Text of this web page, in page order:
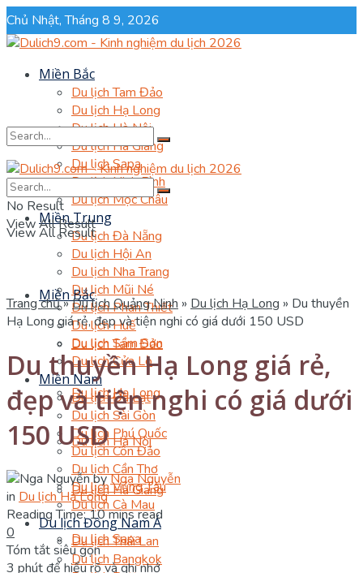
Chủ Nhật, Tháng 8 9, 2026
Miền Bắc
Du lịch Tam Đảo
Du lịch Hạ Long
Du lịch Hà Nội
Du lịch Hà Giang
Du lịch Sapa
Du lịch Ninh Bình
Du lịch Mộc Châu
Miền Trung
Du lịch Đà Nẵng
Du lịch Hội An
Du lịch Nha Trang
Du lịch Mũi Né
Du lịch Phan Thiết
Du lịch Huế
Du lịch Sầm Sơn
Du lịch Cửa Lò
Miền Nam
Du lịch Đà Lạt
Du lịch Sài Gòn
Du lịch Phú Quốc
Du lịch Côn Đảo
Du lịch Cần Thơ
Du lịch Vũng Tàu
Du lịch Cà Mau
Du lịch Đông Nam Á
Du lịch Thái Lan
Du lịch Bangkok
No Result
View All Result
Miền Bắc
Du lịch Tam Đảo
Du lịch Hạ Long
Du lịch Hà Nội
Du lịch Hà Giang
Du lịch Sapa
No Result
View All Result
Trang chủ»Du lịch Quảng Ninh » Du lịch Hạ Long » Du thuyền
Hạ Long giá rẻ, đẹp và tiện nghi có giá dưới 150 USD
Du thuyền Hạ Long giá rẻ,
đẹp và tiện nghi có giá dưới
150 USD
byNga Nguyễn
in Du lịch Hạ Long
Reading Time: 10 mins read
0
Tóm tắt siêu gọn
3 phút để hiểu rõ và ghi nhớ